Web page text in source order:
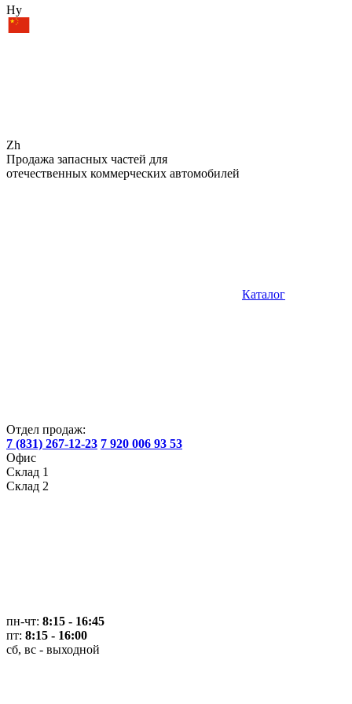
Hy
Zh
Продажа запасных частей для
отечественных коммерческих автомобилей
Каталог
Отдел продаж:
7 (831) 267-12-23 7 920 006 93 53
Офис
Склад 1
Склад 2
пн-чт: 8:15 - 16:45
пт: 8:15 - 16:00
сб, вс - выходной